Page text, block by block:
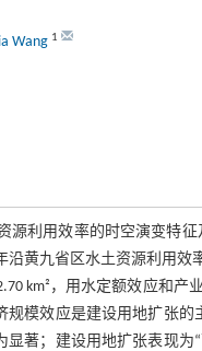
Wang 1
源利用效率的时空演变特
沿黄九省区水土资源利用
km²，用水定额效应和
模效应是建设用地扩张
著；建设用地扩张表现为